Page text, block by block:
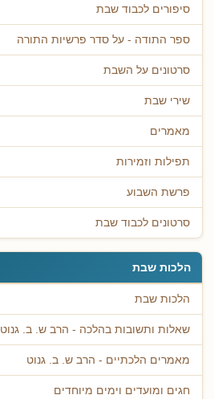
סיפורים לכבוד שבת
ספר התודה - על סדר פרשיות התורה
סרטונים על השבת
שירי שבת
מאמרים
תפילות וזמירות
פרשת השבוע
סרטונים לכבוד שבת
הלכות שבת
הלכות שבת
שאלות ותשובות בהלכה - הרב ש. ב. גנוט
מאמרים הלכתיים - הרב ש. ב. גנוט
חגים ומועדים וימים מיוחדים